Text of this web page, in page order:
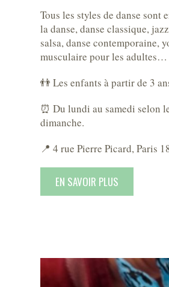
Tous les styles de danse
la danse, danse classique,
salsa, danse contemporaine,
musculaire pour les adultes…
👬 Les enfants à partir de 3
⏰ Du lundi au samedi selon
dimanche.
📍 4 rue Pierre Picard, Paris
EN SAVOIR PLUS